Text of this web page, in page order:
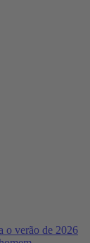
o verão de 2026